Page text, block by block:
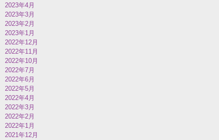
2023年4月
2023年3月
2023年2月
2023年1月
2022年12月
2022年11月
2022年10月
2022年7月
2022年6月
2022年5月
2022年4月
2022年3月
2022年2月
2022年1月
2021年12月